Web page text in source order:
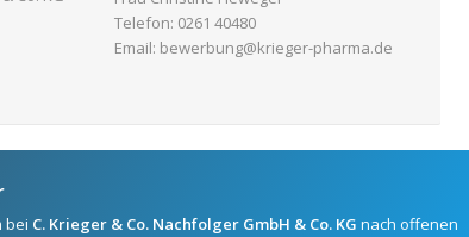
Telefon: 0261 40480
Email: bewerbung@krieger-pharma.de
bei C. Krieger & Co. Nachfolger GmbH & Co. KG nach offenen